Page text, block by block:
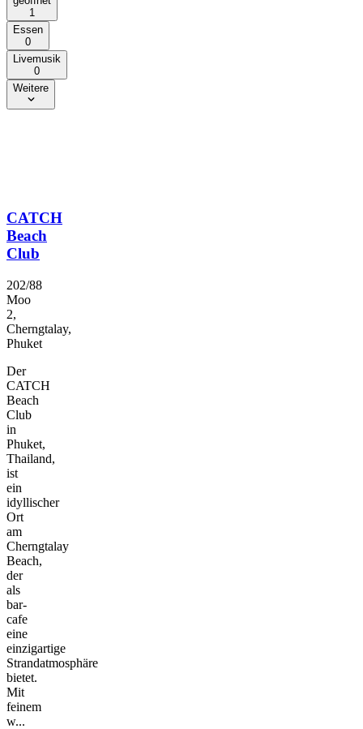
1
Essen
0
Livemusik
0
Weitere
CATCH
Beach
Club
202/88
Moo
2,
Cherngtalay,
Phuket
Der
CATCH
Beach
Club
in
Phuket,
Thailand,
ist
ein
idyllischer
Ort
am
Cherngtalay
Beach,
der
als
bar-
cafe
eine
einzigartige
Strandatmosphäre
bietet.
Mit
feinem
w...